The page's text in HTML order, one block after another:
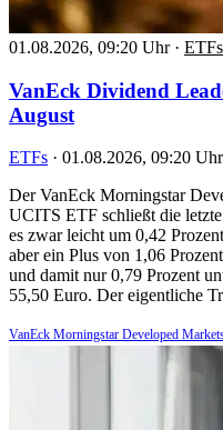
01.08.2026, 09:20 Uhr · ETFs
VanEck Dividend
August
ETFs · 01.08.2026, 09:20 Uhr
Der VanEck Morningstar
UCITS ETF schließt die
es zwar leicht um 0,42
aber ein Plus von 1,06
und damit nur 0,79 Prozent
55,50 Euro. Der eigentliche
VanEck Morningstar Developed